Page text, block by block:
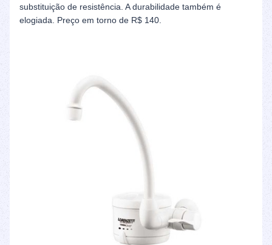
substituição de resistência. A durabilidade também é
elogiada. Preço em torno de R$ 140.